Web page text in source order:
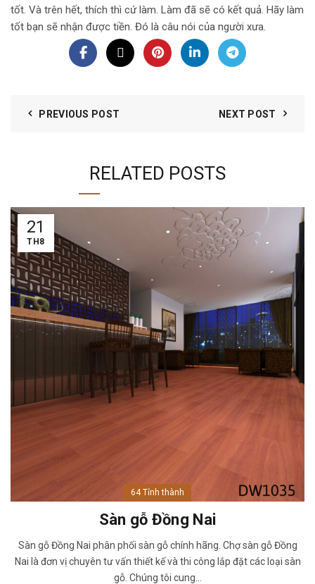
tốt. Và trên hết, thích thì cứ làm. Làm đã sẽ có kết quả. Hãy làm
tốt bạn sẽ nhận được tiền. Đó là câu nói của người xưa.
PREVIOUS POST NEXT POST
RELATED POSTS
21
TH8
64 Tỉnh thành
Sàn gỗ Đồng Nai
Sàn gỗ Đồng Nai phân phối sàn gỗ chính hãng. Chợ sàn gỗ Đồng
Nai là đơn vị chuyên tư vấn thiết kế và thi công lắp đặt các loại sàn
gỗ. Chúng tôi cung...